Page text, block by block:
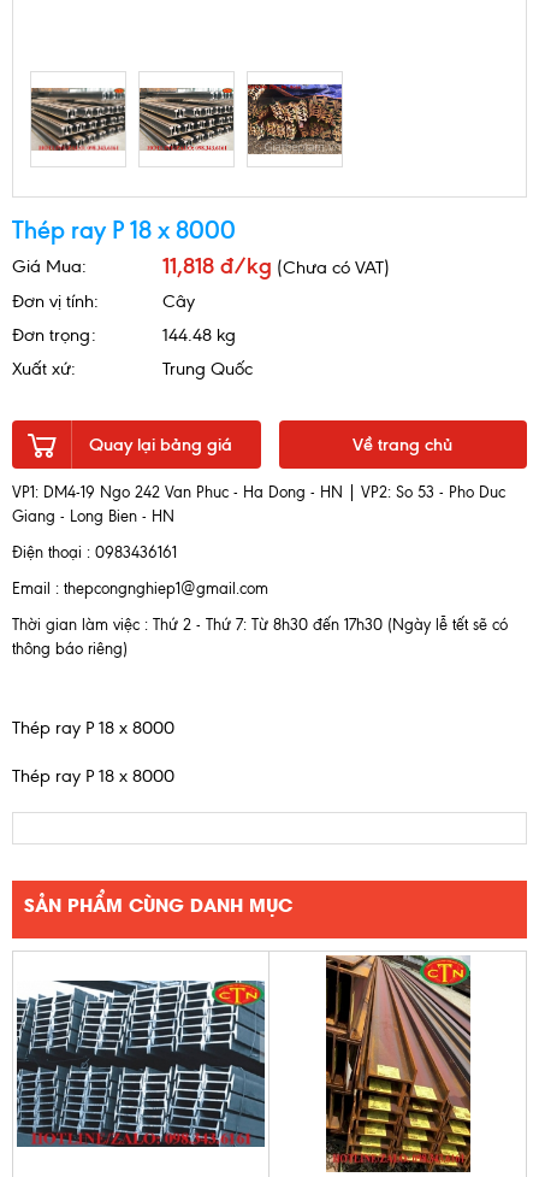
Thép ray P 18 x 8000
Giá Mua: 11,818 đ/kg (Chưa có VAT)
Đơn vị tính:
Cây
Đơn trọng:
144.48 kg
Xuất xứ:
Trung Quốc
Quay lại bảng giá Về trang chủ
VP1: DM4-19 Ngo 242 Van Phuc - Ha Dong - HN | VP2: So 53 - Pho Duc
Giang - Long Bien - HN
Điện thoại : 0983436161
Email : thepcongnghiep1@gmail.com
Thời gian làm việc : Thứ 2 - Thứ 7: Từ 8h30 đến 17h30 (Ngày lễ tết sẽ có
thông báo riêng)
Thép ray P 18 x 8000
Thép ray P 18 x 8000
SẢN PHẨM CÙNG DANH MỤC